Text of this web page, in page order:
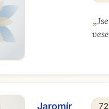
„
Jaromír